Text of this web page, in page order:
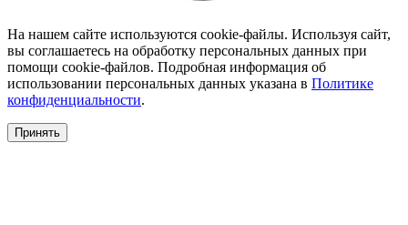
На нашем сайте используются cookie-файлы. Используя сайт,
вы соглашаетесь на обработку персональных данных при
помощи cookie-файлов. Подробная информация об
использовании персональных данных указана в Политике
конфиденциальности.
Принять